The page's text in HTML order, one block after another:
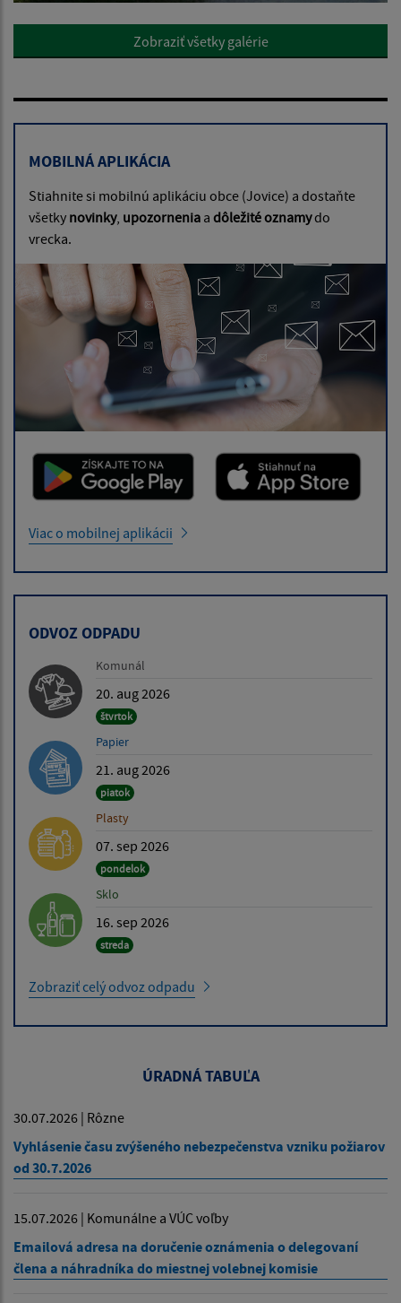
Zobraziť všetky galérie
MOBILNÁ APLIKÁCIA
Stiahnite si mobilnú aplikáciu obce (Jovice) a dostaňte
všetky novinky, upozornenia a dôležité oznamydo
vrecka.
Viac o mobilnej aplikácii
ODVOZ ODPADU
Komunál
20. aug 2026
štvrtok
Papier
21. aug 2026
piatok
Plasty
07. sep 2026
pondelok
Sklo
16. sep 2026
streda
Zobraziť celý odvoz odpadu
ÚRADNÁ TABUĽA
30.07.2026 | Rôzne
Vyhlásenie času zvýšeného nebezpečenstva vzniku požiarov
od 30.7.2026
15.07.2026 | Komunálne a VÚC voľby
Emailová adresa na doručenie oznámenia o delegovaní
člena a náhradníka do miestnej volebnej komisie